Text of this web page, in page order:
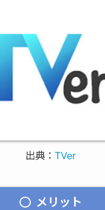
出典： TVer
メリット